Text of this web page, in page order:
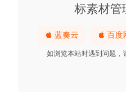
标素材管
蓝奏云 百度
如浏览本站时遇到问题，
liquivid Video Deflickering 1.4.1
2020-04-28
Athentech Perfectly Clear